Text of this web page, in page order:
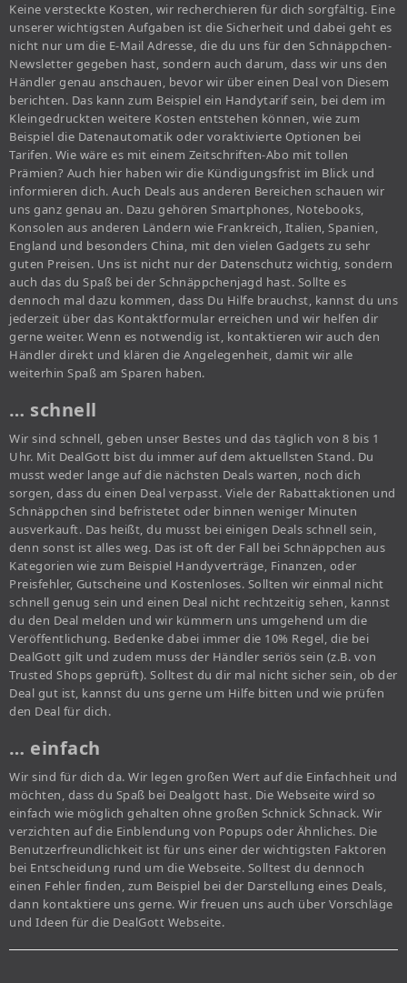
Keine versteckte Kosten, wir recherchieren für dich sorgfältig. Eine
unserer wichtigsten Aufgaben ist die Sicherheit und dabei geht es
nicht nur um die E-Mail Adresse, die du uns für den Schnäppchen-
Newsletter gegeben hast, sondern auch darum, dass wir uns den
Händler genau anschauen, bevor wir über einen Deal von Diesem
berichten. Das kann zum Beispiel ein Handytarif sein, bei dem im
Kleingedruckten weitere Kosten entstehen können, wie zum
Beispiel die Datenautomatik oder voraktivierte Optionen bei
Tarifen. Wie wäre es mit einem Zeitschriften-Abo mit tollen
Prämien? Auch hier haben wir die Kündigungsfrist im Blick und
informieren dich. Auch Deals aus anderen Bereichen schauen wir
uns ganz genau an. Dazu gehören Smartphones, Notebooks,
Konsolen aus anderen Ländern wie Frankreich, Italien, Spanien,
England und besonders China, mit den vielen Gadgets zu sehr
guten Preisen. Uns ist nicht nur der Datenschutz wichtig, sondern
auch das du Spaß bei der Schnäppchenjagd hast. Sollte es
dennoch mal dazu kommen, dass Du Hilfe brauchst, kannst du uns
jederzeit über das Kontaktformular erreichen und wir helfen dir
gerne weiter. Wenn es notwendig ist, kontaktieren wir auch den
Händler direkt und klären die Angelegenheit, damit wir alle
weiterhin Spaß am Sparen haben.
… schnell
Wir sind schnell, geben unser Bestes und das täglich von 8 bis 1
Uhr. Mit DealGott bist du immer auf dem aktuellsten Stand. Du
musst weder lange auf die nächsten Deals warten, noch dich
sorgen, dass du einen Deal verpasst. Viele der Rabattaktionen und
Schnäppchen sind befristetet oder binnen weniger Minuten
ausverkauft. Das heißt, du musst bei einigen Deals schnell sein,
denn sonst ist alles weg. Das ist oft der Fall bei Schnäppchen aus
Kategorien wie zum Beispiel Handyverträge, Finanzen, oder
Preisfehler, Gutscheine und Kostenloses. Sollten wir einmal nicht
schnell genug sein und einen Deal nicht rechtzeitig sehen, kannst
du den Deal melden und wir kümmern uns umgehend um die
Veröffentlichung. Bedenke dabei immer die 10% Regel, die bei
DealGott gilt und zudem muss der Händler seriös sein (z.B. von
Trusted Shops geprüft). Solltest du dir mal nicht sicher sein, ob der
Deal gut ist, kannst du uns gerne um Hilfe bitten und wie prüfen
den Deal für dich.
… einfach
Wir sind für dich da. Wir legen großen Wert auf die Einfachheit und
möchten, dass du Spaß bei Dealgott hast. Die Webseite wird so
einfach wie möglich gehalten ohne großen Schnick Schnack. Wir
verzichten auf die Einblendung von Popups oder Ähnliches. Die
Benutzerfreundlichkeit ist für uns einer der wichtigsten Faktoren
bei Entscheidung rund um die Webseite. Solltest du dennoch
einen Fehler finden, zum Beispiel bei der Darstellung eines Deals,
dann kontaktiere uns gerne. Wir freuen uns auch über Vorschläge
und Ideen für die DealGott Webseite.